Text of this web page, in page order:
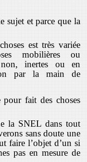
sujet et parce que la
est très variée
mobilières ou
non, inertes ou en
par la main de
fait des choses
la SNEL dans tout
sans doute une
faire l’objet d’un si
pas en mesure de